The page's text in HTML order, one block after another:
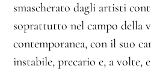
smascherato dagli artisti
soprattutto nel campo della
contemporanea, con il suo
instabile, precario e, a volte,